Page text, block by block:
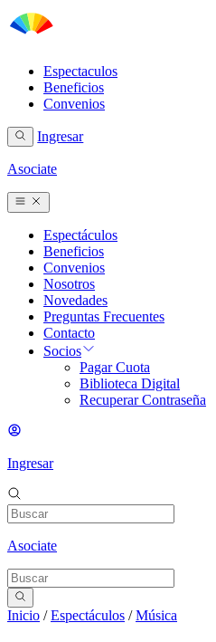
Espectaculos
Beneficios
Convenios
Ingresar
Asociate
Espectáculos
Beneficios
Convenios
Nosotros
Novedades
Preguntas Frecuentes
Contacto
Socios
Pagar Cuota
Biblioteca Digital
Recuperar Contraseña
Ingresar
Asociate
Inicio /Espectáculos /Música